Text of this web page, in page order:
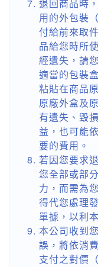
退回商品時
用的外包裝
付給前來取
品給您時所
經遺失，請
適當的包裝
粘貼在商品
原廠外盒及
有遺失、毀
益，也可能
要的費用。
若因您要求
您全部或部
力，而需為
得代您處理
單據，以利
本公司收到
誤，將依消
支付之對價